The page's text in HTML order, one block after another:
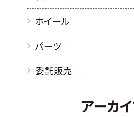
ホイール
パーツ
委託販売
アーカ